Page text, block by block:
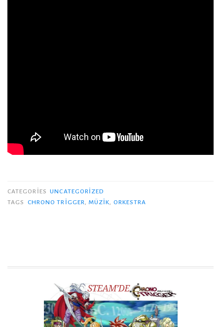
CATEGORIES UNCATEGORIZED
TAGS
CHRONO TRIGGER, MÜZIK, ORKESTRA